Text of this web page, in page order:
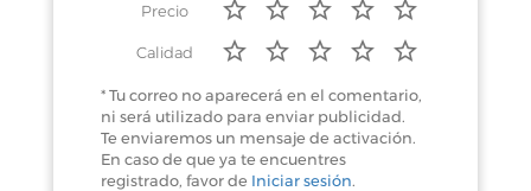
Precio
Calidad
* Tu correo no aparecerá en el comentario,
ni será utilizado para enviar publicidad.
Te enviaremos un mensaje de activación.
En caso de que ya te encuentres
registrado, favor de Iniciar sesión.